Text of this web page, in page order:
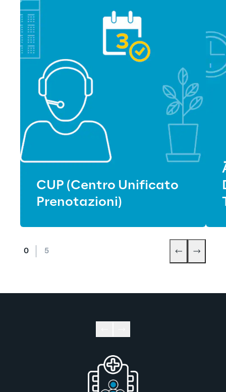
CUP (Centro Unificato
Prenotazioni)